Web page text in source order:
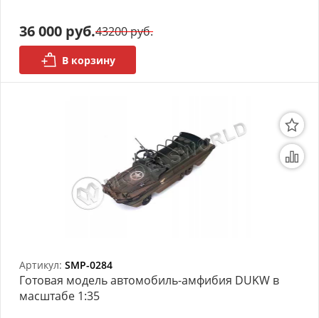
36 000 руб.43200 руб.
В корзину
Артикул: SMP-0284
Готовая модель автомобиль-амфибия DUKW в
масштабе 1:35